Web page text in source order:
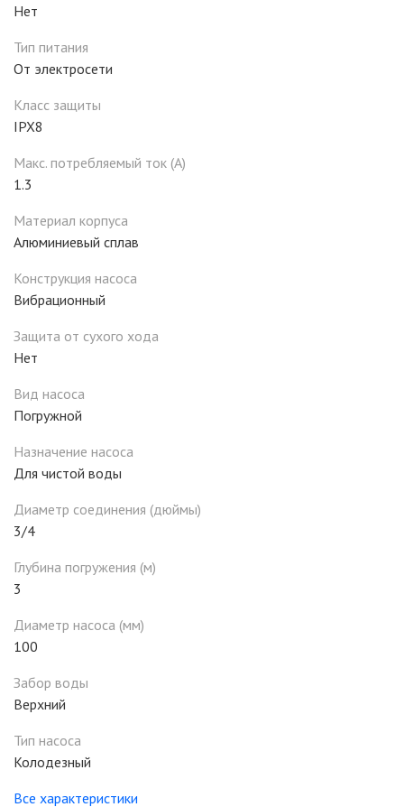
Нет
Тип питания
От электросети
Класс защиты
IPX8
Макс. потребляемый ток (А)
1.3
Материал корпуса
Алюминиевый сплав
Конструкция насоса
Вибрационный
Защита от сухого хода
Нет
Вид насоса
Погружной
Назначение насоса
Для чистой воды
Диаметр соединения (дюймы)
3/4
Глубина погружения (м)
3
Диаметр насоса (мм)
100
Забор воды
Верхний
Тип насоса
Колодезный
Все характеристики